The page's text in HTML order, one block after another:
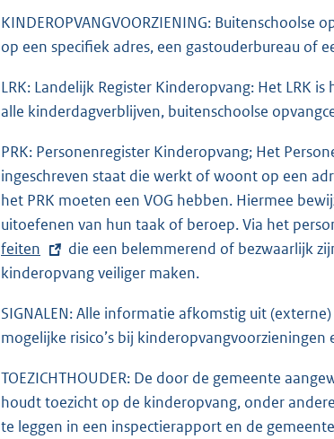
KINDEROPVANGVOORZIENING:
op een specifiek adres, een gastouderbureau of
LRK: Landelijk Register Kinderopvang: Het LRK
alle kinderdagverblijven, buitenschoolse
PRK: Personenregister Kinderopvang; Het
ingeschreven staat die werkt of woont op een
het PRK moeten een VOG hebben. Hiermee
uitoefenen van hun taak of beroep. Via het
feiten
die een belemmerend of bezwaarlijk
kinderopvang veiliger maken.
SIGNALEN: Alle informatie afkomstig uit
mogelijke risico’s bij
TOEZICHTHOUDER: De door de gemeente
houdt toezicht op de kinderopvang, onder
te leggen in een inspectierapport en de